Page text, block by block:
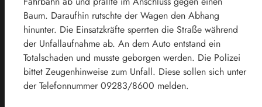
Baum. Daraufhin rutschte der Wagen den Abhang
hinunter. Die Einsatzkräfte sperrten die Straße während
der Unfallaufnahme ab. An dem Auto entstand ein
Totalschaden und musste geborgen werden. Die Polizei
bittet Zeugenhinweise zum Unfall. Diese sollen sich unter
der Telefonnummer 09283/8600 melden.